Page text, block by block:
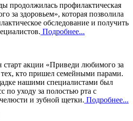
продолжилась профилактическая
за здоровьем», которая позволила
обследование и получить
Подробнее...
акции «Приведи любимого за
кто пришел семейными парами.
нашими специалистами был
по уходу за полостью рта с
и зубной щетки. Подробнее...